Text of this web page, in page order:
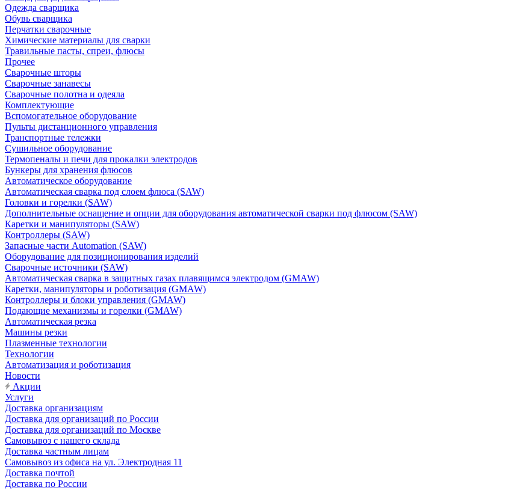
Одежда сварщика
Обувь сварщика
Перчатки сварочные
Химические материалы для сварки
Травильные пасты, спреи, флюсы
Прочее
Сварочные шторы
Сварочные занавесы
Сварочные полотна и одеяла
Комплектующие
Вспомогательное оборудование
Пульты дистанционного управления
Транспортные тележки
Сушильное оборудование
Термопеналы и печи для прокалки электродов
Бункеры для хранения флюсов
Автоматическое оборудование
Автоматическая сварка под слоем флюса (SAW)
Головки и горелки (SAW)
Дополнительные оснащение и опции для оборудования автоматической сварки под флюсом (SAW)
Каретки и манипуляторы (SAW)
Контроллеры (SAW)
Запасные части Automation (SAW)
Оборудование для позиционирования изделий
Сварочные источники (SAW)
Автоматическая сварка в защитных газах плавящимся электродом (GMAW)
Каретки, манипуляторы и роботизация (GMAW)
Контроллеры и блоки управления (GMAW)
Подающие механизмы и горелки (GMAW)
Автоматическая резка
Машины резки
Плазменные технологии
Технологии
Автоматизация и роботизация
Новости
Акции
Услуги
Доставка организациям
Доставка для организаций по России
Доставка для организаций по Москве
Самовывоз с нашего склада
Доставка частным лицам
Самовывоз из офиса на ул. Электродная 11
Доставка почтой
Доставка по России